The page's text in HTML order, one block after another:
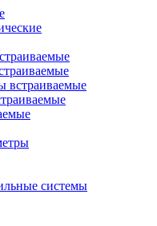
центры
и аксессуары
к игровым
инструменты
эми
оборудование
и dvd
оборудование
для проекционного
встраиваемые
системы